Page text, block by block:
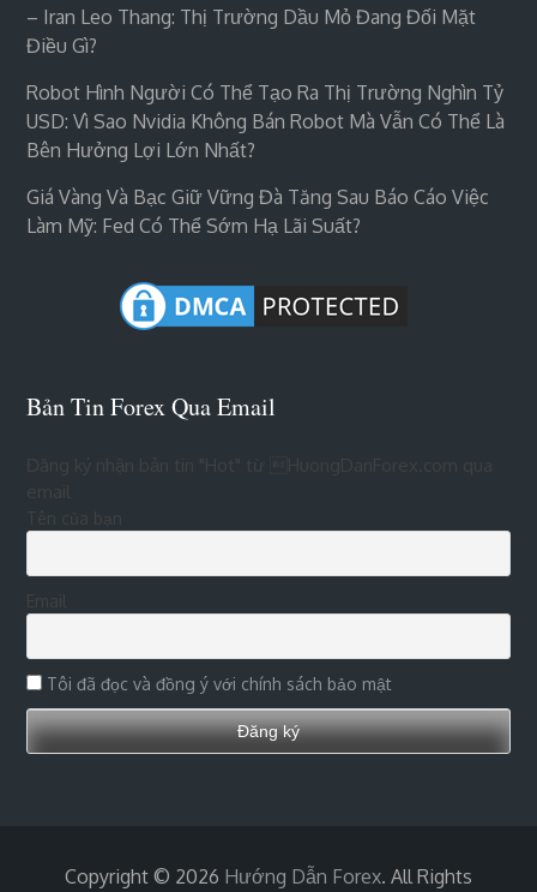
– Iran Leo Thang: Thị Trường Dầu Mỏ Đang Đối Mặt
Điều Gì?
Robot Hình Người Có Thể Tạo Ra Thị Trường Nghìn Tỷ
USD: Vì Sao Nvidia Không Bán Robot Mà Vẫn Có Thể Là
Bên Hưởng Lợi Lớn Nhất?
Giá Vàng Và Bạc Giữ Vững Đà Tăng Sau Báo Cáo Việc
Làm Mỹ: Fed Có Thể Sớm Hạ Lãi Suất?
Bản Tin Forex Qua Email
Đăng ký nhận bản tin "Hot" từ HuongDanForex.com qua
Tên của bạn
Tôi đã đọc và đồng ý với chính sách bảo mật
Copyright © 2026 Hướng Dẫn Forex. All Rights